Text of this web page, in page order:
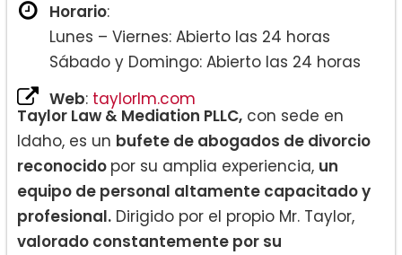
Horario:
Lunes – Viernes: Abierto las 24 horas
Sábado y Domingo: Abierto las 24 horas
Web: taylorlm.com
Taylor Law & Mediation PLLC, con sede en
Idaho, es un bufete de abogados de divorcio
reconocido por su amplia experiencia, un
equipo de personal altamente capacitado y
profesional. Dirigido por el propio Mr. Taylor,
valorado constantemente por su